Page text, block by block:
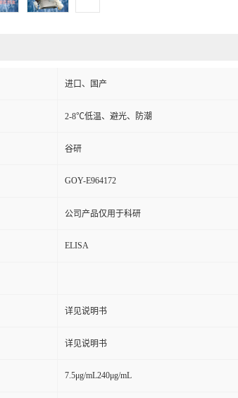
进口、国产
2-8℃低温、避光、防潮
谷研
GOY-E964172
公司产品仅用于科研
ELISA
详见说明书
详见说明书
7.5μg/mL240μg/mL